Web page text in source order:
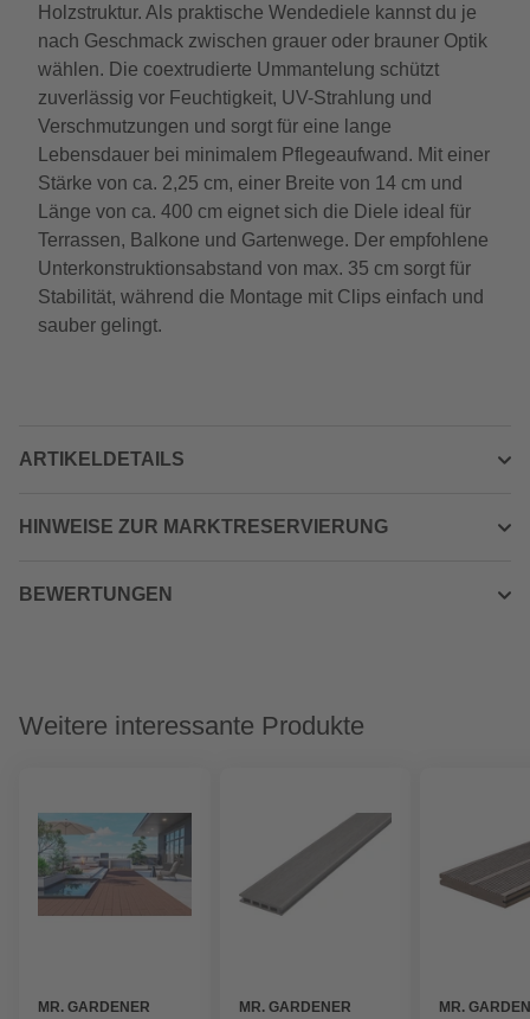
Holzstruktur. Als praktische Wendediele kannst du je
nach Geschmack zwischen grauer oder brauner Optik
wählen. Die coextrudierte Ummantelung schützt
zuverlässig vor Feuchtigkeit, UV-Strahlung und
Verschmutzungen und sorgt für eine lange
Lebensdauer bei minimalem Pflegeaufwand. Mit einer
Stärke von ca. 2,25 cm, einer Breite von 14 cm und
Länge von ca. 400 cm eignet sich die Diele ideal für
Terrassen, Balkone und Gartenwege. Der empfohlene
Unterkonstruktionsabstand von max. 35 cm sorgt für
Stabilität, während die Montage mit Clips einfach und
sauber gelingt.
ARTIKELDETAILS
HINWEISE ZUR MARKTRESERVIERUNG
BEWERTUNGEN
Weitere interessante Produkte
MR. GARDENER
MR. GARDENER
MR.